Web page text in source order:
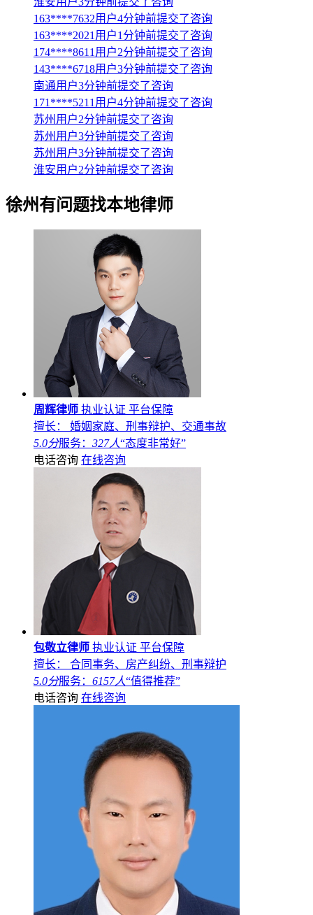
163****7632用户4分钟前提交了咨询
163****2021用户1分钟前提交了咨询
174****8611用户2分钟前提交了咨询
143****6718用户3分钟前提交了咨询
南通用户3分钟前提交了咨询
171****5211用户4分钟前提交了咨询
苏州用户2分钟前提交了咨询
苏州用户3分钟前提交了咨询
苏州用户3分钟前提交了咨询
淮安用户2分钟前提交了咨询
徐州有问题找本地律师
周辉律师 执业认证 平台保障
擅长： 婚姻家庭、刑事辩护、交通事故
5.0分服务： 327人“态度非常好”
电话咨询 在线咨询
包敬立律师 执业认证 平台保障
擅长： 合同事务、房产纠纷、刑事辩护
5.0分服务： 6157人“值得推荐”
电话咨询 在线咨询